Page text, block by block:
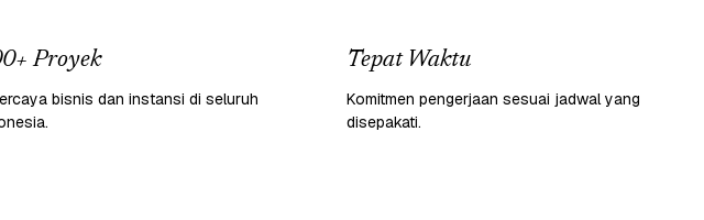
Proyek
bisnis dan instansi di seluruh
Tepat Waktu
Komitmen pengerjaan sesuai jadwal yang
disepakati.